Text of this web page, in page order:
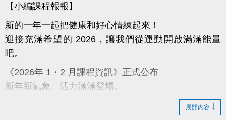
【小編課程報報】
新的一年一起把健康和好心情練起來！
迎接充滿希望的 2026，讓我們從運動開啟滿滿能量
吧。
《2026年 1・2 月課程資訊》正式公布
新年新氣象、活力滿滿登場。
蘆寶與薇薇陪你迎向嶄新的一年，一起動出幸福與好
展開內容